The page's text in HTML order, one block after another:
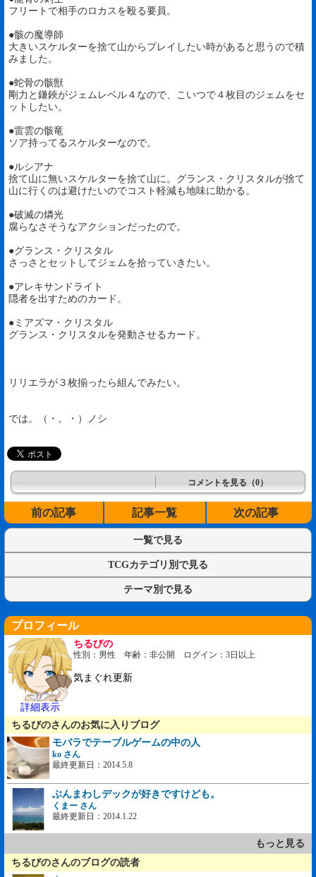
フリートで相手のロカスを殴る要員。
●骸の魔導師
大きいスケルターを捨て山からプレイしたい時があると思うので積
みました。
●蛇骨の骸獣
剛力と鎌鋏がジェムレベル４なので、こいつで４枚目のジェムをセ
ットしたい。
●雷雲の骸竜
ソア持ってるスケルターなので。
●ルシアナ
捨て山に無いスケルターを捨て山に。グランス・クリスタルが捨て
山に行くのは避けたいのでコスト軽減も地味に助かる。
●破滅の燐光
腐らなさそうなアクションだったので。
●グランス・クリスタル
さっさとセットしてジェムを拾っていきたい。
●アレキサンドライト
隠者を出すためのカード。
●ミアズマ・クリスタル
グランス・クリスタルを発動させるカード。
リリエラが３枚揃ったら組んでみたい。
では。（・。・）ノシ
コメントを見る（0）
前の記事 記事一覧 次の記事
一覧で見る
TCGカテゴリ別で見る
テーマ別で見る
プロフィール
詳細表示
ちるびの
性別：男性 年齢：非公開 ログイン：3日以上
気まぐれ更新
ちるびのさんのお気に入りブログ
モバラでテーブルゲームの中の人
ko さん
最終更新日：2014.5.8
ぶんまわしデックが好きですけども。
くまー さん
最終更新日：2014.1.22
もっと見る
ちるびのさんのブログの読者